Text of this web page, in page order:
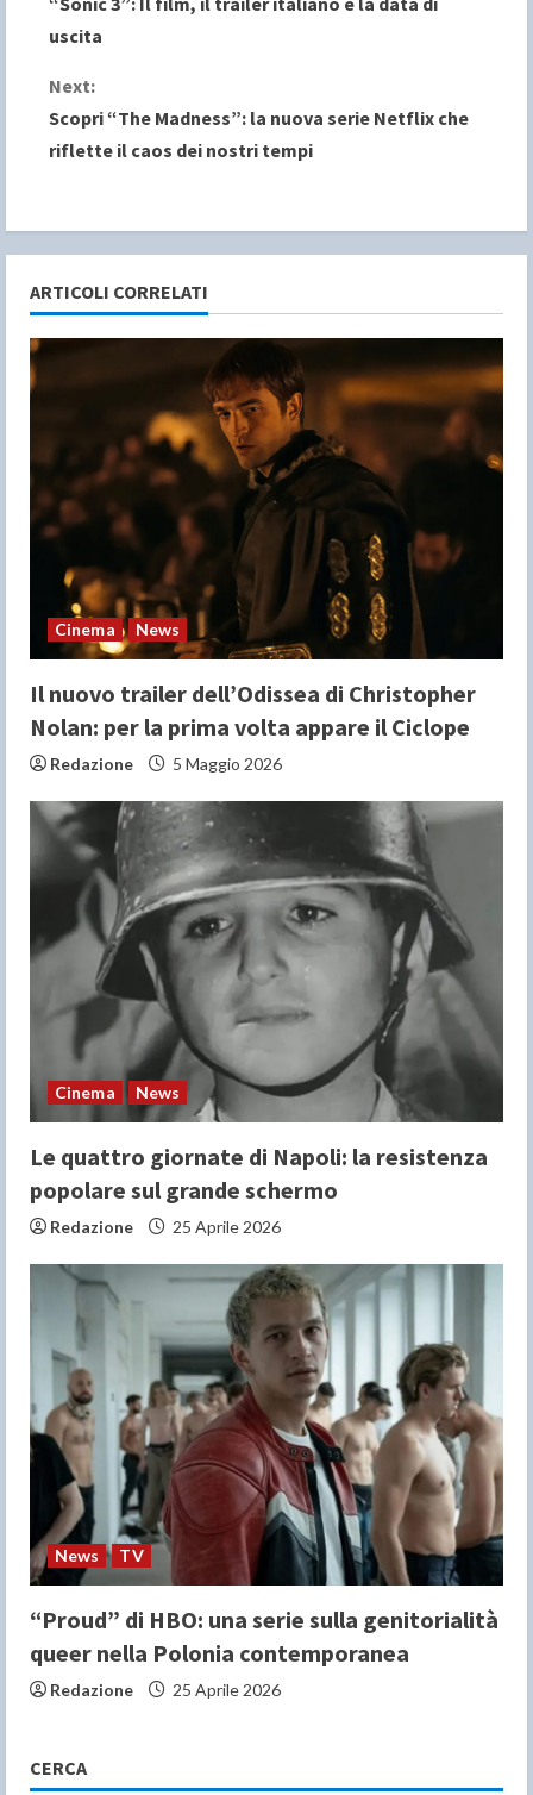
o
n
t
n
u
e
a
d
n
g
uscita
Next:
Scopri “The Madness”: la nuova serie Netflix che
riflette il caos dei nostri tempi
ARTICOLI CORRELATI
Cinema News
Il nuovo trailer dell’Odissea di Christopher
Nolan: per la prima volta appare il Ciclope
Redazione 5 Maggio 2026
Cinema News
Le quattro giornate di Napoli: la resistenza
popolare sul grande schermo
Redazione 25 Aprile 2026
News TV
“Proud” di HBO: una serie sulla genitorialità
queer nella Polonia contemporanea
Redazione 25 Aprile 2026
CERCA